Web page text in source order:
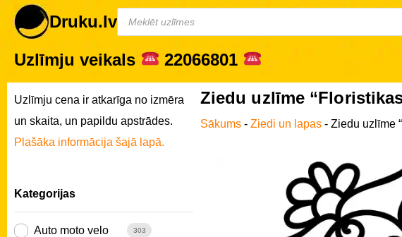
Druku.lv
Uzlīmju veikals 22066801
Uzlīmju cena ir atkarīga no izmēra
un skaita, un papildu apstrādes.
Plašāka informācija šajā lapā.
Kategorijas
Auto moto velo 303
Ziedu uzlīme
Sākums- Ziedi un lapas- Ziedu uzlīme